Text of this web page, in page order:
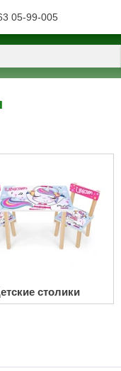
05-99-005
столики